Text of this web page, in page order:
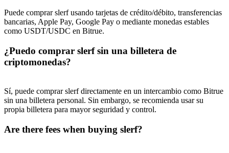
Puede comprar slerf usando tarjetas de crédito/débito, transferencias
bancarias, Apple Pay, Google Pay o mediante monedas estables
como USDT/USDC en Bitrue.
¿Puedo comprar slerf sin una billetera de
criptomonedas?
Sí, puede comprar slerf directamente en un intercambio como Bitrue
sin una billetera personal. Sin embargo, se recomienda usar su
propia billetera para mayor seguridad y control.
Are there fees when buying slerf?